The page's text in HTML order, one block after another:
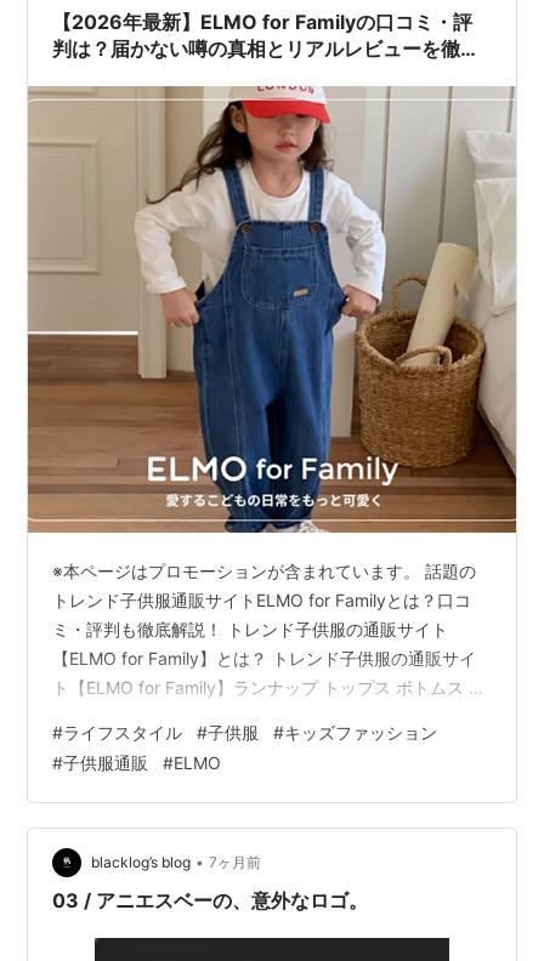
【2026年最新】ELMO for Familyの口コミ・評
判は？届かない噂の真相とリアルレビューを徹底
※本ページはプロモーションが含まれています。 話題の
トレンド子供服通販サイトELMO for Familyとは？口コ
ミ・評判も徹底解説！ トレンド子供服の通販サイト
【ELMO for Family】とは？ トレンド子供服の通販サイ
ト【ELMO for Family】ランナップ トップス ボトムス ワ
「ELMO for Family」の魅力 展開するトレンド性とデザ
インが魅力 親子リンクコーデが可能 豊富なサイズ展開が
魅力 リーズナブルな価格で購入可能 頻繁な新商品追加が
魅力 便利なオンラインショッピング体験 トレンド子供服
の通販サイト【…
#ライフスタイル #子供服 #キッズファッション
#子供服通販 #ELMO
blacklog’s blog • 7ヶ月前
03 / アニエスベーの、意外なロゴ。